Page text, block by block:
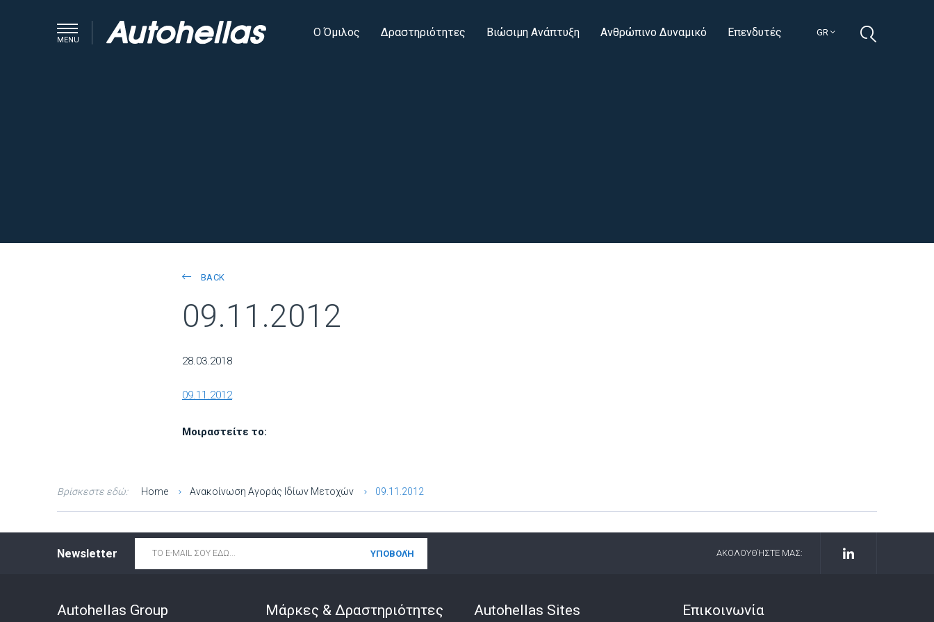
MENU
GR
Ο Όμιλος Δραστηριότητες Βιώσιμη Ανάπτυξη Ανθρώπινο Δυναμικό Επενδυτές
BACK
09.11.2012
28.03.2018
09.11.2012
Μοιραστείτε το:
Βρίσκεστε εδώ: Home Ανακοίνωση Αγοράς Ιδίων Μετοχών 09.11.2012
Newsletter
ΑΚΟΛΟΥΘΉΣΤΕ ΜΑΣ:
Autohellas Group Μάρκες & Δραστηριότητες Autohellas Sites Επικοινωνία